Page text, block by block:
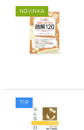
NOVINKA
TIP